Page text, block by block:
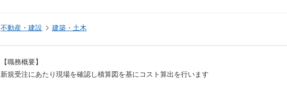
不動産・建設 建築・土木
【職務概要】
新規受注にあたり現場を確認し積算図を基にコスト算出を行います